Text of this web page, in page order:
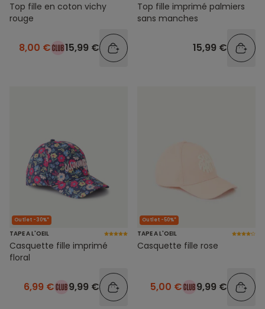
Top fille en coton vichy
rouge
8,00 € 15,99 €
Top fille imprimé palmiers
sans manches
15,99 €
Outlet -30%*
TAPE A L'OEIL
Casquette fille imprimé
floral
6,99 € 9,99 €
Outlet -50%*
TAPE A L'OEIL
Casquette fille rose
5,00 € 9,99 €